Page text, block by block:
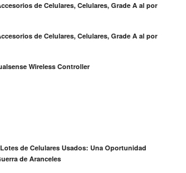
de Celulares, Celulares, Grade A al por
de Celulares, Celulares, Grade A al por
Wireless Controller
de Celulares Usados: Una Oportunidad
de Aranceles